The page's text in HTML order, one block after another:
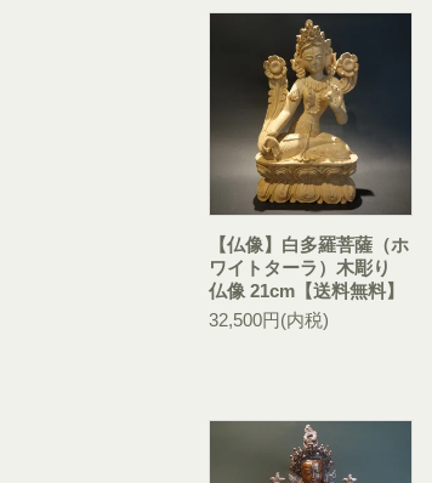
【仏像】白多羅菩薩（ホ
ワイトターラ）木彫り
仏像 21cm【送料無料】
32,500円(内税)